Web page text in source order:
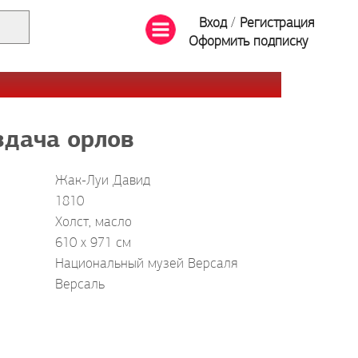
Вход/ Регистрация
Оформить подписку
орлов
Жак-Луи Давид
1810
Холст, масло
610 x 971 см
Национальный музей Версаля
Версаль